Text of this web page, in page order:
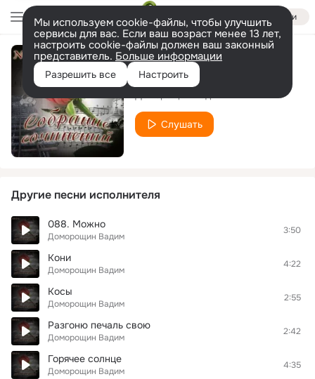
Войти
Мы используем cookie-файлы, чтобы улучшить
сервисы для вас. Если ваш возраст менее 13 лет,
настроить cookie-файлы должен ваш законный
представитель. Больше информации
Разрешить все Настроить
Снег
Слушать
Другие песни исполнителя
088. Можно
Доморощин Вадим
3:50
Кони
Доморощин Вадим
4:22
Косы
Доморощин Вадим
2:55
Разгоню печаль свою
Доморощин Вадим
2:42
Горячее солнце
Доморощин Вадим
4:35